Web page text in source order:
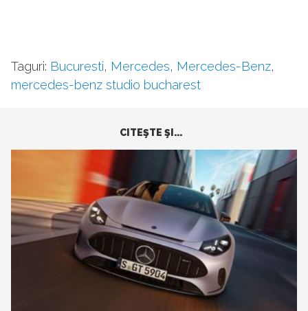
Taguri: Bucuresti, Mercedes, Mercedes-Benz,
mercedes-benz studio bucharest
CITEŞTE ŞI...